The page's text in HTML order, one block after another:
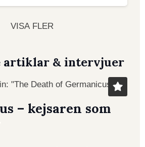
VISA FLER
artiklar & intervjuer
– kejsaren som